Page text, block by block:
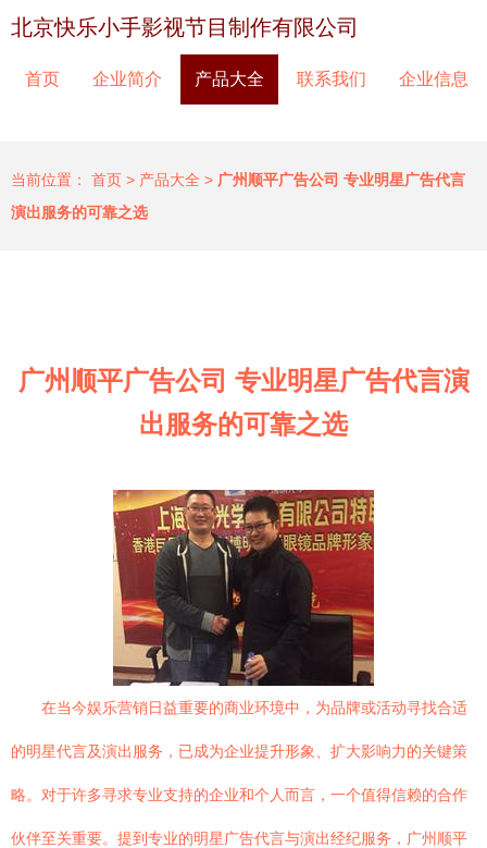
北京快乐小手影视节目制作有限公司
首页 企业简介 产品大全 联系我们 企业信息
当前位置： 首页 > 产品大全 > 广州顺平广告公司 专业明星广告代言
演出服务的可靠之选
广州顺平广告公司 专业明星广告代言演
出服务的可靠之选
在当今娱乐营销日益重要的商业环境中，为品牌或活动寻找合适
的明星代言及演出服务，已成为企业提升形象、扩大影响力的关键策
略。对于许多寻求专业支持的企业和个人而言，一个值得信赖的合作
伙伴至关重要。提到专业的明星广告代言与演出经纪服务，广州顺平